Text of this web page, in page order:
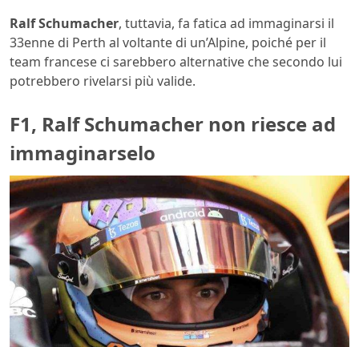
Ralf Schumacher, tuttavia, fa fatica ad immaginarsi il
33enne di Perth al voltante di un’Alpine, poiché per il
team francese ci sarebbero alternative che secondo lui
potrebbero rivelarsi più valide.
F1, Ralf Schumacher non riesce ad
immaginarselo